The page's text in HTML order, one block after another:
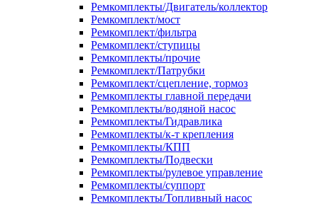
Ремкомплекты/Двигатель/коллектор
Ремкомплект/мост
Ремкомплект/фильтра
Ремкомплект/ступицы
Ремкомплекты/прочие
Ремкомплект/Патрубки
Ремкомплект/сцепление, тормоз
Ремкомплекты главной передачи
Ремкомплекты/водяной насос
Ремкомплекты/Гидравлика
Ремкомплекты/к-т крепления
Ремкомплекты/КПП
Ремкомплекты/Подвески
Ремкомплекты/рулевое управление
Ремкомплекты/суппорт
Ремкомплекты/Топливный насос